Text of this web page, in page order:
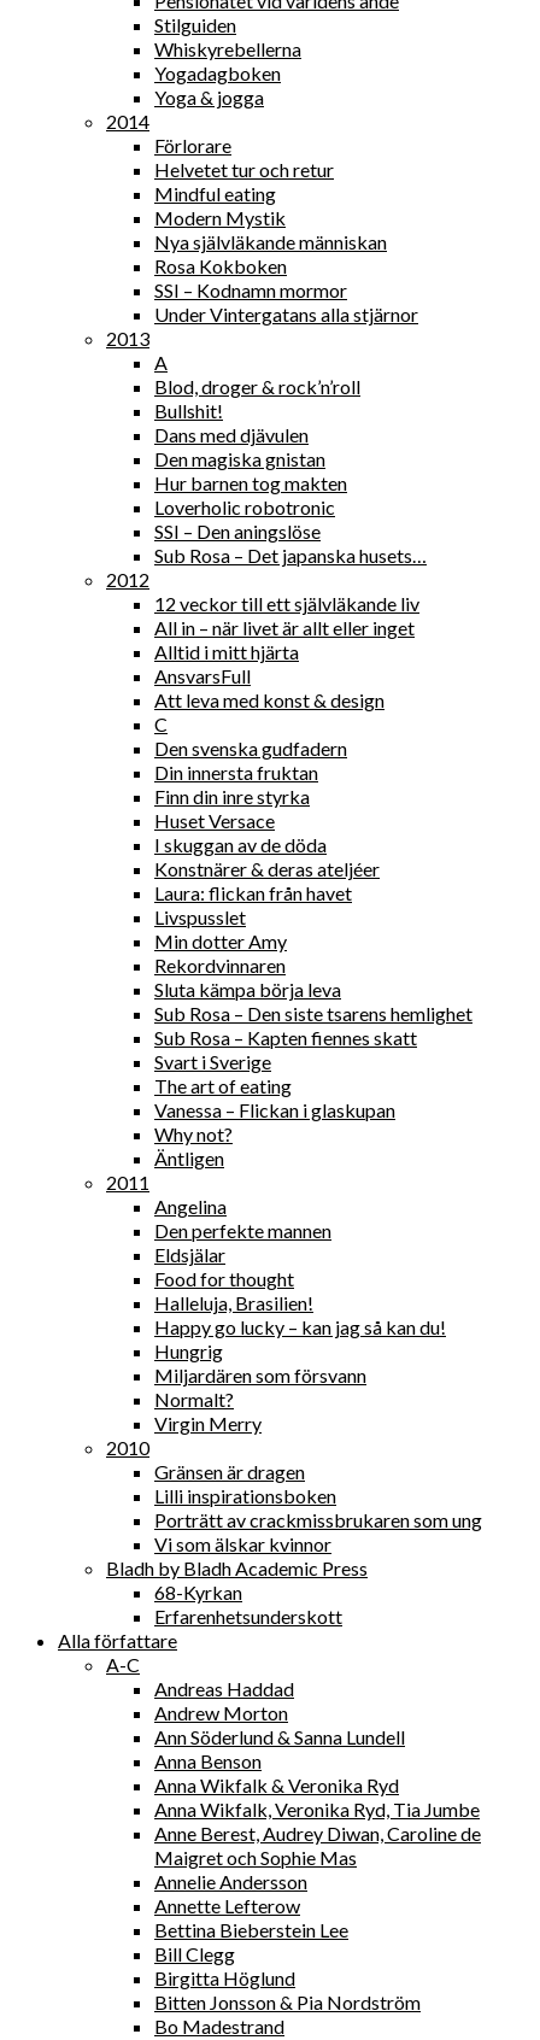
Stilguiden
Whiskyrebellerna
Yogadagboken
Yoga & jogga
2014
Förlorare
Helvetet tur och retur
Mindful eating
Modern Mystik
Nya självläkande människan
Rosa Kokboken
SSI – Kodnamn mormor
Under Vintergatans alla stjärnor
2013
A
Blod, droger & rock’n’roll
Bullshit!
Dans med djävulen
Den magiska gnistan
Hur barnen tog makten
Loverholic robotronic
SSI – Den aningslöse
Sub Rosa – Det japanska husets…
2012
12 veckor till ett självläkande liv
All in – när livet är allt eller inget
Alltid i mitt hjärta
AnsvarsFull
Att leva med konst & design
C
Den svenska gudfadern
Din innersta fruktan
Finn din inre styrka
Huset Versace
I skuggan av de döda
Konstnärer & deras ateljéer
Laura: flickan från havet
Livspusslet
Min dotter Amy
Rekordvinnaren
Sluta kämpa börja leva
Sub Rosa – Den siste tsarens hemlighet
Sub Rosa – Kapten fiennes skatt
Svart i Sverige
The art of eating
Vanessa – Flickan i glaskupan
Why not?
Äntligen
2011
Angelina
Den perfekte mannen
Eldsjälar
Food for thought
Halleluja, Brasilien!
Happy go lucky – kan jag så kan du!
Hungrig
Miljardären som försvann
Normalt?
Virgin Merry
2010
Gränsen är dragen
Lilli inspirationsboken
Porträtt av crackmissbrukaren som ung
Vi som älskar kvinnor
Bladh by Bladh Academic Press
68-Kyrkan
Erfarenhetsunderskott
Alla författare
A-C
Andreas Haddad
Andrew Morton
Ann Söderlund & Sanna Lundell
Anna Benson
Anna Wikfalk & Veronika Ryd
Anna Wikfalk, Veronika Ryd, Tia Jumbe
Anne Berest, Audrey Diwan, Caroline de
Maigret och Sophie Mas
Annelie Andersson
Annette Lefterow
Bettina Bieberstein Lee
Bill Clegg
Birgitta Höglund
Bitten Jonsson & Pia Nordström
Bo Madestrand